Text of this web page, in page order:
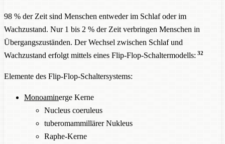
98 % der Zeit sind Menschen entweder im Schlaf oder im
Wachzustand. Nur 1 bis 2 % der Zeit verbringen Menschen in
Übergangszuständen. Der Wechsel zwischen Schlaf und
Wachzustand erfolgt mittels eines Flip-Flop-Schaltermodells: 32
Elemente des Flip-Flop-Schaltersystems:
Monoaminerge Kerne
Nucleus coeruleus
tuberomammillärer Nukleus
Raphe-Kerne